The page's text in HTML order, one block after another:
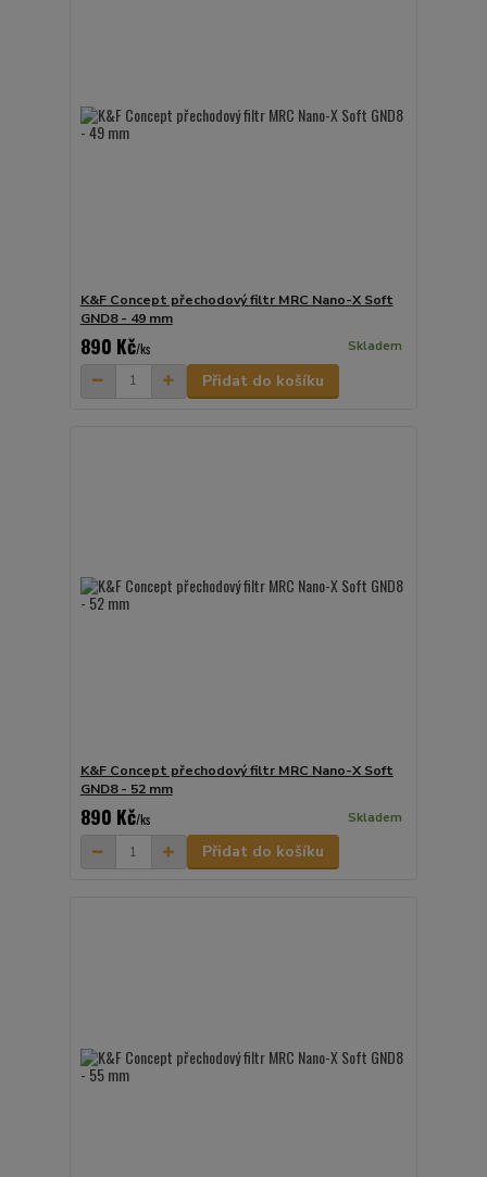
K&F Concept přechodový filtr MRC Nano-X Soft
GND8 - 49 mm
890 Kč/ks Skladem
Přidat do košíku
K&F Concept přechodový filtr MRC Nano-X Soft
GND8 - 52 mm
890 Kč/ks Skladem
Přidat do košíku